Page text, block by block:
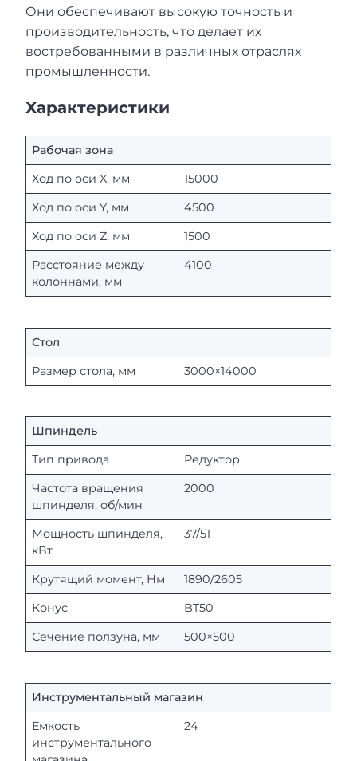
Они обеспечивают высокую точность и
производительность, что делает их
востребованными в различных отраслях
промышленности.
Характеристики
Рабочая зона
Ход по оси X, мм
15000
Ход по оси Y, мм
4500
Ход по оси Z, мм
1500
Расстояние между
колоннами, мм
4100
Стол
Размер стола, мм
3000×14000
Шпиндель
Тип привода
Редуктор
Частота вращения
шпинделя, об/мин
2000
Мощность шпинделя,
кВт
37/51
Крутящий момент, Нм
1890/2605
Конус
BT50
Сечение ползуна, мм
500×500
Инструментальный магазин
Емкость
инструментального
24